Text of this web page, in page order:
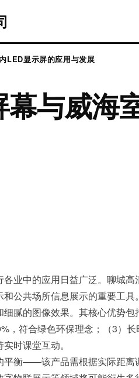
LED显示屏的应用与发展
与威海
业中的应用日益广泛。聊城
公共场所信息展示的重要工具
腻的图像效果。其核心优势
，符合绿色环保理念；（3
时课堂互动。
衡——该产品需根据实际距